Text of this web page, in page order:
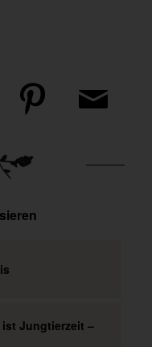
Jungtierzeit –